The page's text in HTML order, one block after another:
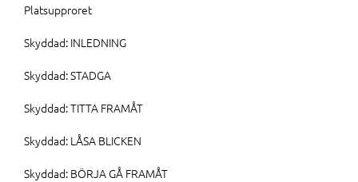
Platsupproret
Skyddad: INLEDNING
Skyddad: STADGA
Skyddad: TITTA FRAMÅT
Skyddad: LÅSA BLICKEN
Skyddad: BÖRJA GÅ FRAMÅT